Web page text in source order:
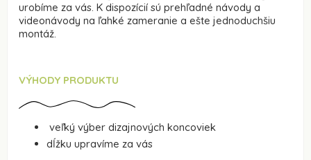
urobíme za vás. K dispozícií sú prehľadné návody a
videonávody na ľahké zameranie a ešte jednoduchšiu
montáž.
VÝHODY PRODUKTU
veľký výber dizajnových koncoviek
dĺžku upravíme za vás